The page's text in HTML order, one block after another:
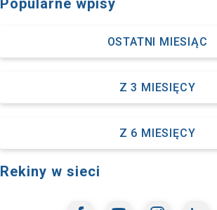
Popularne wpisy
OSTATNI MIESIĄC
Z 3 MIESIĘCY
Z 6 MIESIĘCY
Rekiny w sieci